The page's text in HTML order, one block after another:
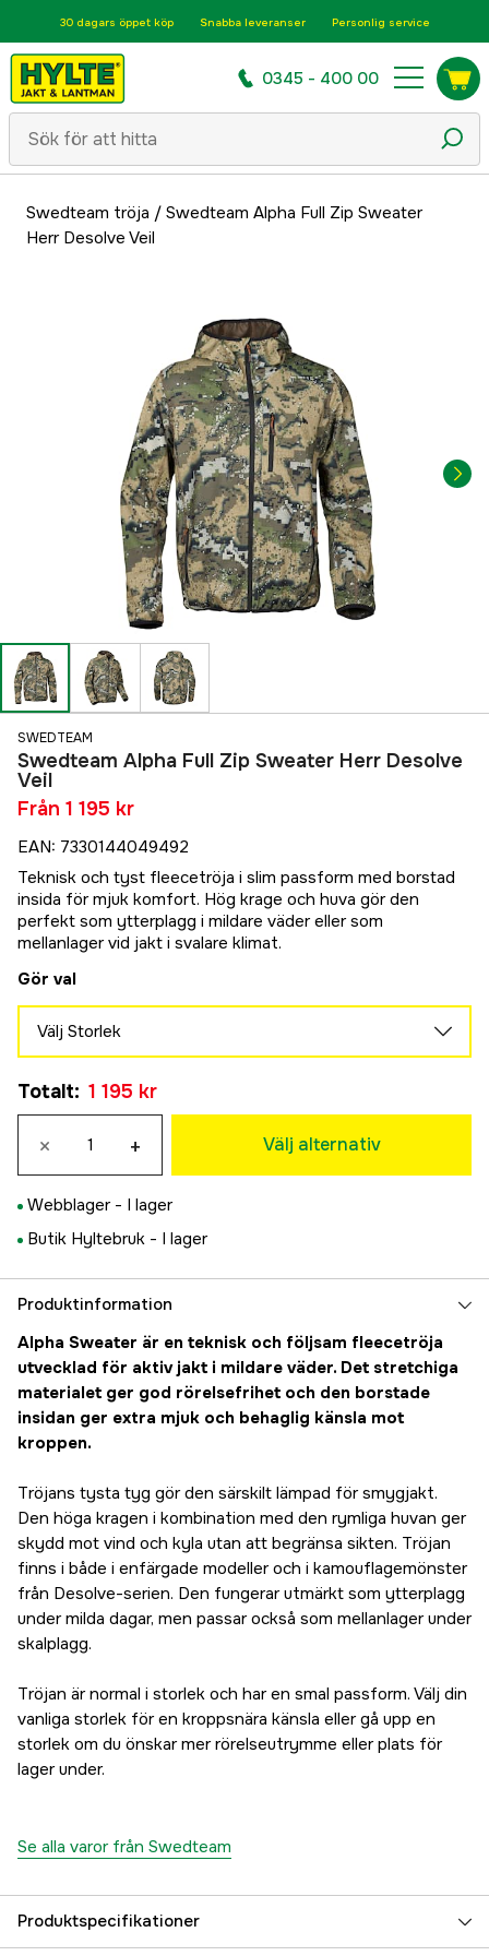
30 dagars öppet köp Snabba leveranser Personlig service
0345 - 400 00
Swedteam tröja / Swedteam Alpha Full Zip Sweater
Herr Desolve Veil
SWEDTEAM
Swedteam Alpha Full Zip Sweater Herr Desolve
Veil
Från 1 195 kr
EAN: 7330144049492
Teknisk och tyst fleecetröja i slim passform med borstad
insida för mjuk komfort. Hög krage och huva gör den
perfekt som ytterplagg i mildare väder eller som
mellanlager vid jakt i svalare klimat.
Gör val
Välj Storlek
1 195 kr
S
1 195 kr
1 195 kr
1 195 kr
1 195 kr
1 195 kr
3XL
1 195 kr
Totalt: 1 195 kr
× + Välj alternativ
Webblager - I lager
Butik Hyltebruk - I lager
Produktinformation
Alpha Sweater är en teknisk och följsam fleecetröja
utvecklad för aktiv jakt i mildare väder. Det stretchiga
materialet ger god rörelsefrihet och den borstade
insidan ger extra mjuk och behaglig känsla mot
kroppen.
Tröjans tysta tyg gör den särskilt lämpad för smygjakt.
Den höga kragen i kombination med den rymliga huvan ger
skydd mot vind och kyla utan att begränsa sikten. Tröjan
finns i både i enfärgade modeller och i kamouflagemönster
från Desolve-serien. Den fungerar utmärkt som ytterplagg
under milda dagar, men passar också som mellanlager under
skalplagg.
Tröjan är normal i storlek och har en smal passform. Välj din
vanliga storlek för en kroppsnära känsla eller gå upp en
storlek om du önskar mer rörelseutrymme eller plats för
lager under.
Se alla varor från Swedteam
Produktspecifikationer